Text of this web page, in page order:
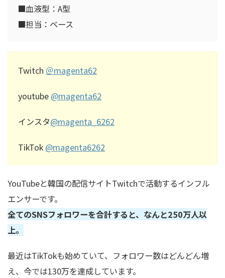
■血液型： A型
■担当：ベース
Twitch ＠magenta62
youtube @magenta62
インスタ@magenta_6262
TikTok @magenta6262
YouTubeと韓国の配信サイトTwitchで活動するインフル
エンサーです。
全てのSNSフォロワーを合計すると、なんと250万人以
上。
最近はTikTokも始めていて、フォロワー数はどんどん増
え、今では130万を達成しています。